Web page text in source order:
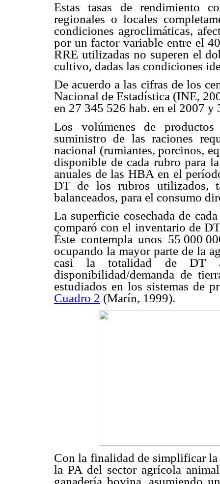
Estas tasas de rendimiento
regionales o locales
condiciones agroclimáticas,
por un factor variable entre el
RRE utilizadas no superen el
cultivo, dadas las condiciones
De acuerdo a las cifras de los
Nacional de Estadística (INE,
en 27 345 526 hab. en el 2007 y
Los volúmenes de
suministro de las raciones
nacional (rumiantes, porcinos,
disponible de cada rubro para
anuales de las HBA en el
DT de los rubros utilizados,
balanceados, para el consumo
La superficie cosechada de
comparó con el inventario de
Éste contempla unos 55 000
ocupando la mayor parte de la
casi la totalidad de DT
disponibilidad/demanda de
estudiados en los sistemas de
Cuadro 2 (Marín, 1999).
Con la finalidad de simplificar la
la PA del sector agrícola